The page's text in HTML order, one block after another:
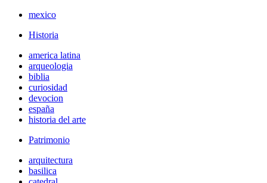
mexico
Historia
america latina
arqueologia
biblia
curiosidad
devocion
españa
historia del arte
Patrimonio
arquitectura
basilica